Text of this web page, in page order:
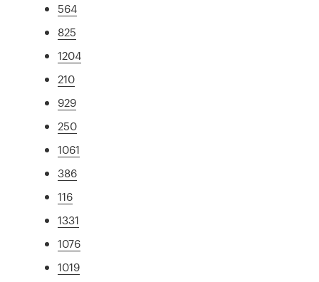
564
825
1204
210
929
250
1061
386
116
1331
1076
1019